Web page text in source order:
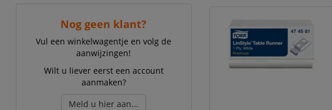
Nog geen klant?
Vul een winkelwagentje en volg de
aanwijzingen!
Wilt u liever eerst een account
aanmaken?
Meld u hier aan...